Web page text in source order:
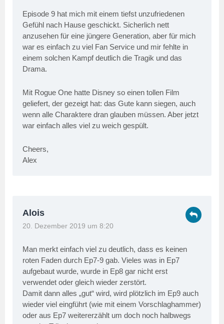
Episode 9 hat mich mit einem tiefst unzufriedenen
Gefühl nach Hause geschickt. Sicherlich nett
anzusehen für eine jüngere Generation, aber für mich
war es einfach zu viel Fan Service und mir fehlte in
einem solchen Kampf deutlich die Tragik und das
Drama.
Mit Rogue One hatte Disney so einen tollen Film
geliefert, der gezeigt hat: das Gute kann siegen, auch
wenn alle Charaktere dran glauben müssen. Aber jetzt
war einfach alles viel zu weich gespült.
Cheers,
Alex
Alois
20. Dezember 2019 um 8:20
Man merkt einfach viel zu deutlich, dass es keinen
roten Faden durch Ep7-9 gab. Vieles was in Ep7
aufgebaut wurde, wurde in Ep8 gar nicht erst
verwendet oder gleich wieder zerstört.
Damit dann alles „gut“ wird, wird plötzlich im Ep9 auch
wieder viel eingführt (wie mit einem Vorschlaghammer)
oder aus Ep7 weitererzählt um doch noch halbwegs